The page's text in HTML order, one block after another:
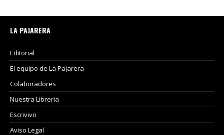
LA PAJARERA
Editorial
El equipo de La Pajarera
Colaboradores
Nuestra Libreria
Escrivivo
Aviso Legal